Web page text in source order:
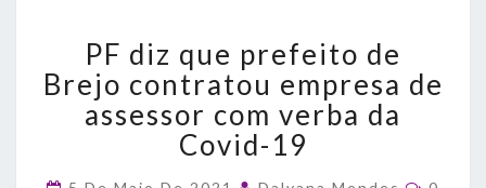
diz
que
prefeito
de
Brejo
PF diz que prefeito de
Brejo contratou empresa de
assessor com verba da
Covid-19